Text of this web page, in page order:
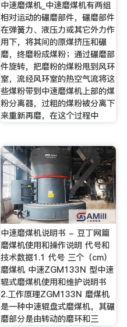
中速磨煤机_中速磨煤机有两组
相对运动的碾磨部件，碾磨部件
在弹簧力、液压力或其它外力作
用下，将其间的原煤挤压和碾
磨，终磨粉成煤粉；通过碾磨部
件旋转，把磨粉的煤粉甩到风环
室，流经风环室的热空气流将这
些煤粉带到中速磨煤机上部的煤
粉分离器，过粗的煤粉被分离下
来重新再磨，在这个过程中
中速磨煤机说明书 - 豆丁网篇
磨煤机使用和操作说明 代号和
技术数据1.1 代号 三个（cm）
磨煤机 中速ZGM133N 型中速
辊式磨煤机使用和维护说明书
2.工作原理ZGM133N 磨煤机
是一种中速辊盘式磨煤机，其碾
磨部分是由转动的磨环和三